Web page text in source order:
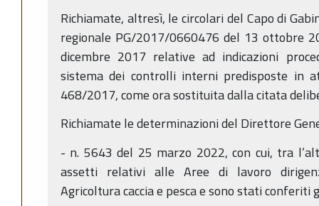
Richiamate, altresì, le circolari del Capo di
regionale PG/2017/0660476 del 13 ottobre
dicembre 2017 relative ad indicazioni
sistema dei controlli interni predisposte in
468/2017, come ora sostituita dalla citata
Richiamate le determinazioni del Direttore
- n. 5643 del 25 marzo 2022, con cui, tra
assetti relativi alle Aree di lavoro
Agricoltura caccia e pesca e sono stati